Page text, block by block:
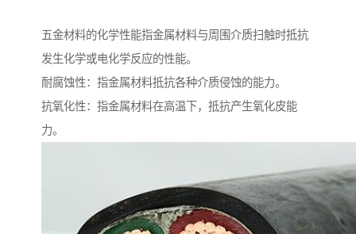
五金材料的化学性能指金属材料与周围介质扫触时抵抗
发生化学或电化学反应的性能。
耐腐蚀性：指金属材料抵抗各种介质侵蚀的能力。
抗氧化性：指金属材料在高温下，抵抗产生氧化皮能
力。